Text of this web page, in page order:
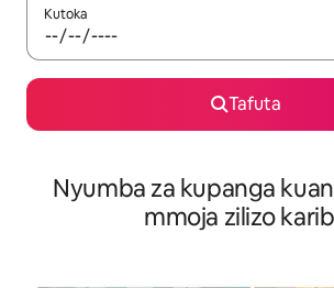
Kutoka
Tafuta
Nyumba za kupanga
mmoja zilizo